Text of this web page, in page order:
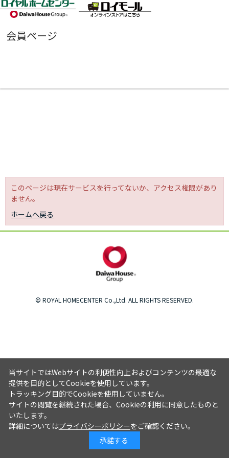
会員ページ
このページは現在サービスを行ってないか、アクセス権限があり
ません。
ホームへ戻る
© ROYAL HOMECENTER Co.,Ltd. ALL RIGHTS RESERVED.
当サイトではWebサイトの利便性向上およびコンテンツの最適な
提供を目的としてCookieを使用しています。
トラッキング目的でCookieを使用していません。
サイトの閲覧を継続された場合、Cookieの利用に同意したものと
いたします。
詳細についてはプライバシーポリシーをご確認ください。
承諾する